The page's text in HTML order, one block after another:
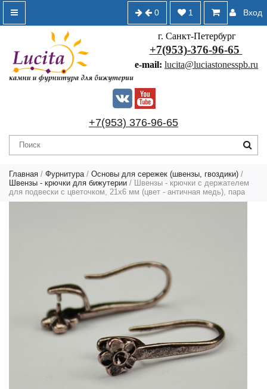
Вход
1
0
г. Санкт-Петербург
+7(953)-376-96-65
e-mail: lucita@luciastonesspb.ru
+7(953) 376-96-65
Главная / Фурнитура / Основы для сережек (швензы, гвоздики) /
Швензы - крючки для бижутерии / Швензы - крючки с держателем
для подвески c цветочком, 21х6 мм (цвет - античная медь), пара